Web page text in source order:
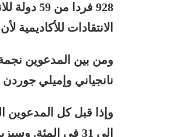
928
الانتقادات
ومن بين المدعوين
نانجياني وإميلي
إلى 31 في المئة. وسيزيد عدد أصحاب البشرة الملونة إلى 16 في المئة من 13 في المئة.